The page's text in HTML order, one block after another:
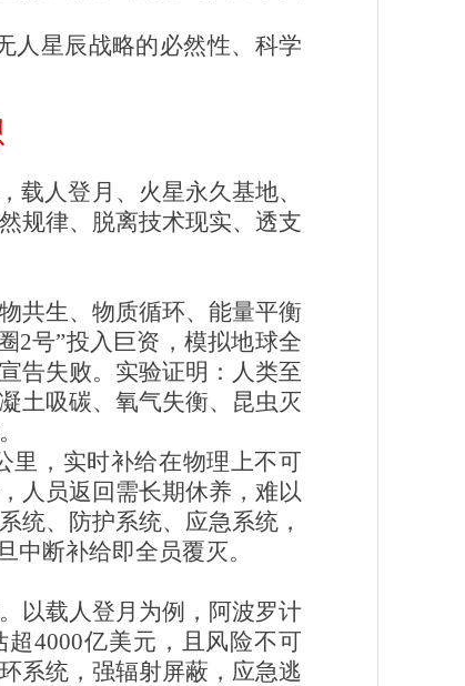
人星辰战略的必然性、科学
载人登月、火星永久基地、
规律、脱离技术现实、透支
共生、物质循环、能量平衡
2号”投入巨资，模拟地球全
告失败。实验证明：人类至
土吸碳、氧气失衡、昆虫灭
里，实时补给在物理上不可
人员返回需长期休养，难以
统、防护系统、应急系统，
断补给即全员覆灭。
以载人登月为例，阿波罗计
4000亿美元，且风险不可
系统，强辐射屏蔽，应急逃